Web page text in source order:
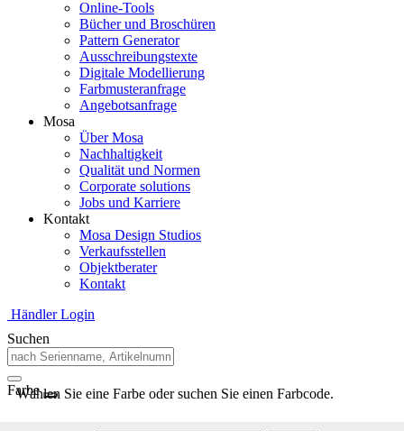
Online-Tools
Bücher und Broschüren
Pattern Generator
Ausschreibungstexte
Digitale Modellierung
Farbmusteranfrage
Angebotsanfrage
Mosa
Über Mosa
Nachhaltigkeit
Qualität und Normen
Corporate solutions
Jobs und Karriere
Kontakt
Mosa Design Studios
Verkaufsstellen
Objektberater
Kontakt
Händler Login
Suchen
Farbe
Wählen Sie eine Farbe oder suchen Sie einen Farbcode.